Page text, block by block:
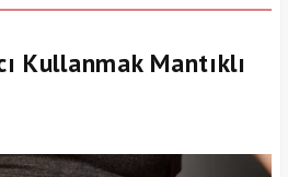
Kullanmak Mantıklı